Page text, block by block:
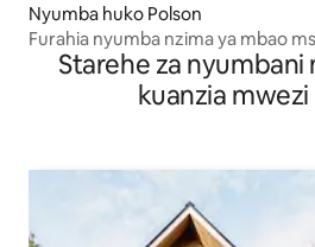
Nyumba huko Polson
Furahia nyumba nzima ya mbao
mapukutiko kwa bei nzuri!
Starehe za nyumbani
kuanzia